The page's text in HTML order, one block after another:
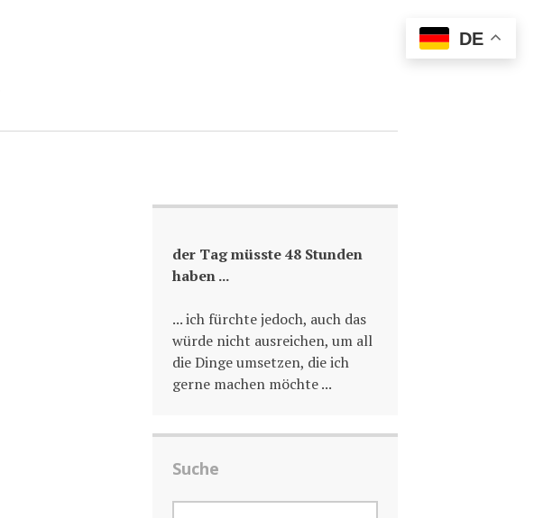
der Tag müsste 48 Stunden
haben ...
... ich fürchte jedoch, auch das
würde nicht ausreichen, um all
die Dinge umsetzen, die ich
gerne machen möchte ...
Suche
DE